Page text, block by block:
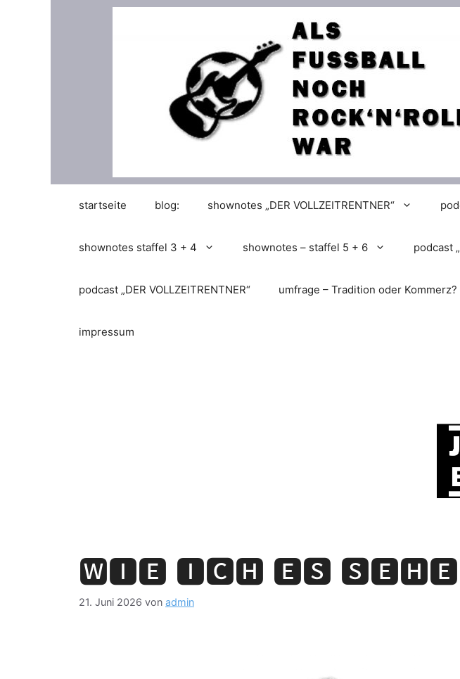
startseite blog: shownotes „DER VOLLZEITRENTNER“
shownotes staffel 3 + 4 shownotes – staffel 5 + 6 podcast
podcast „DER VOLLZEITRENTNER“ umfrage – Tradition oder Kommerz?
impressum
🆆🅸🅴 🅸🅲🅷 🅴🆂 🆂🅴🅷🅴
21. Juni 2026 von admin